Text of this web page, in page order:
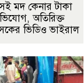
মদ কেনার টাকা
অতিরিক্ত
ভিডিও ভাইরাল